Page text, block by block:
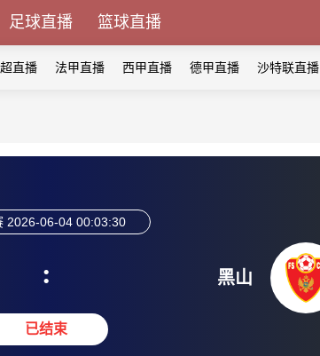
足球直播 篮球直播
直播 法甲直播 西甲直播 德甲直播 沙特联直播
2026-06-04 00:03:30
:
已结束
黑山